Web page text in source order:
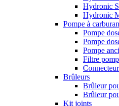
Hydronic
Hydronic
Pompe à
Pompe
Pompe
Pompe
Filtre
Brûleurs
Brûleur
Brûleur
Kit joints